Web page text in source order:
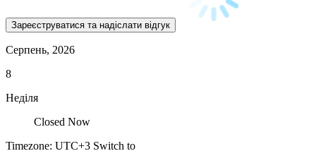
Серпень, 2026
8
Неділя
Closed Now
Timezone: UTC+3 Switch to